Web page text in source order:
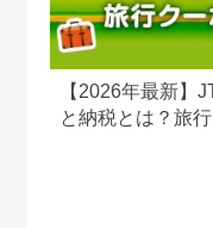
【2026年最新】
と納税とは？旅